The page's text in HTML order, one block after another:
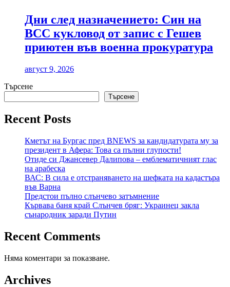
Дни след назначението: Син на
ВСС кукловод от запис с Гешев
приютен във военна прокуратура
август 9, 2026
Търсене
Търсене
Recent Posts
Кметът на Бургас пред BNEWS за кандидатурата му за
президент в Афера: Това са пълни глупости!
Отиде си Джансевер Далипова – емблематичният глас
на арабеска
ВАС: В сила е отстраняването на шефката на кадастъра
във Варна
Предстои пълно слънчево затъмнение
Кървава баня край Слънчев бряг: Украинец закла
сънародник заради Путин
Recent Comments
Няма коментари за показване.
Archives